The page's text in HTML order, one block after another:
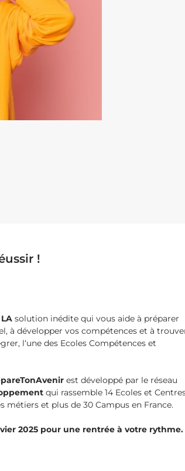
!
LA solution inédite qui vous aide à préparer
à développer vos compétences et à
l‘une des Ecoles Compétences et
est développé par le réseau
qui rassemble 14 Ecoles et
métiers et plus de 30 Campus en France.
2025 pour une rentrée à votre rythme.